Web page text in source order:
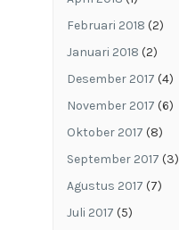
Februari 2018 (2)
Januari 2018 (2)
Desember 2017 (4)
November 2017 (6)
Oktober 2017 (8)
September 2017 (3)
Agustus 2017 (7)
Juli 2017 (5)